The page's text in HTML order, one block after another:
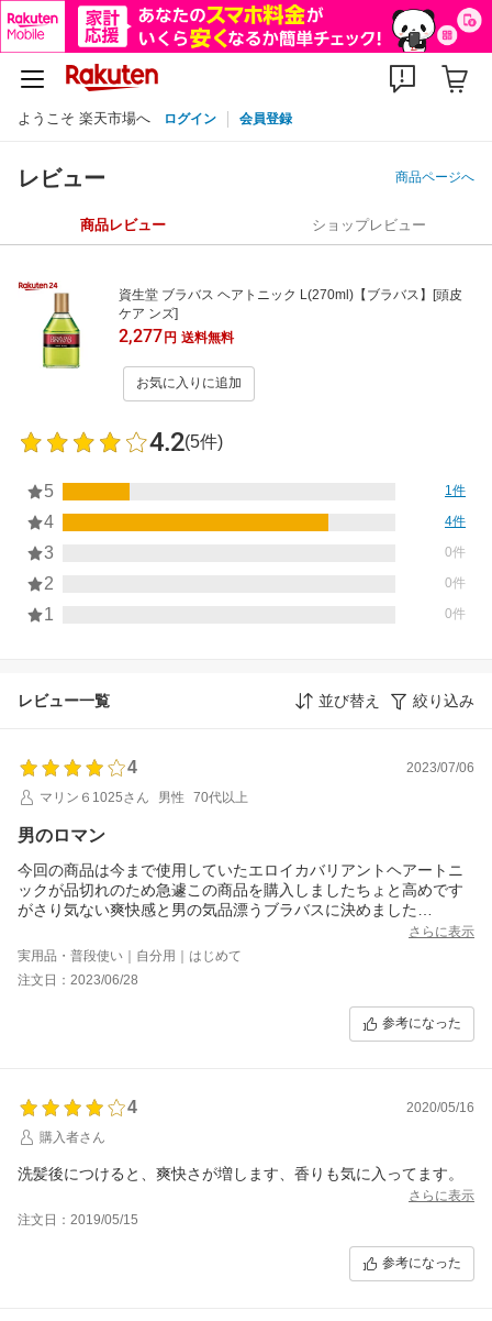
ようこそ 楽天市場へ ログイン 会員登録
レビュー 商品ページへ
商品レビュー ショップレビュー
資生堂 ブラバス ヘアトニック L(270ml)【ブラバス】[頭皮
ケア ンズ]
2,277円 送料無料
お気に入りに追加
4.2(5件)
5 1件
4 4件
3 0件
2 0件
1 0件
レビュー一覧 並び替え 絞り込み
4
2023/07/06
マリン６1025さん
男性 70代以上
男のロマン
今回の商品は今まで使用していたエロイカバリアントヘアートニ
ックが品切れのため急遽この商品を購入しましたちょと高めです
がさり気ない爽快感と男の気品漂うブラバスに決めました
さらに表示
実用品・普段使い｜自分用｜はじめて
注文日：2023/06/28
参考になった
4
2020/05/16
購入者さん
洗髪後につけると、爽快さが増します、香りも気に入ってます。
さらに表示
注文日：2019/05/15
参考になった